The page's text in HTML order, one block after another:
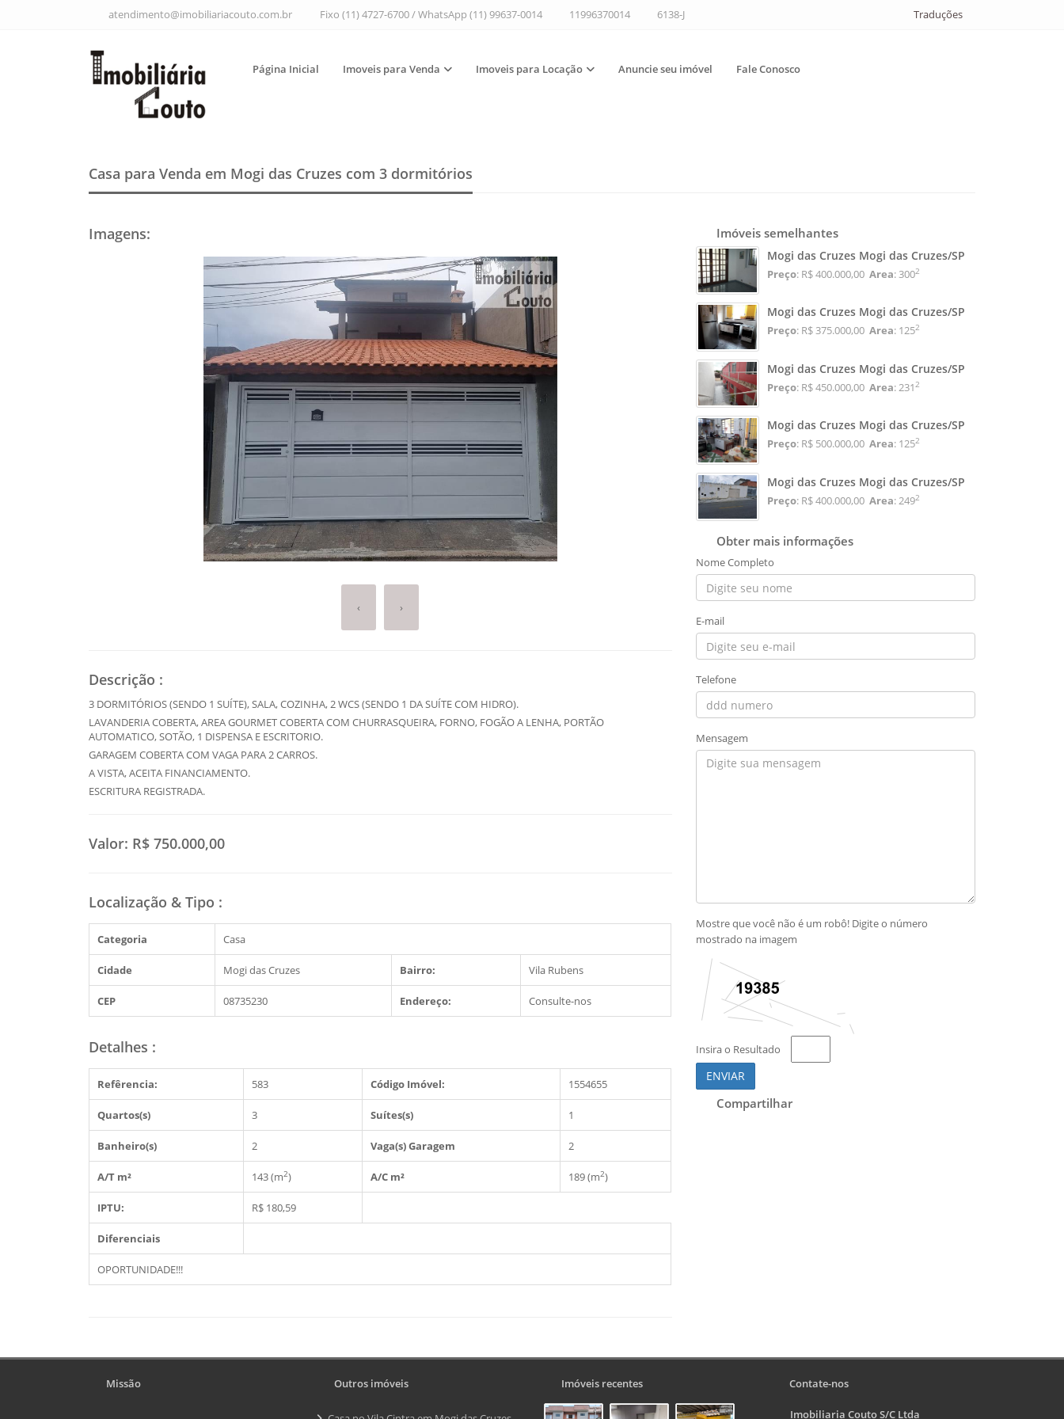
atendimento@imobiliariacouto.com.br Fixo (11) 4727-6700 / WhatsApp (11) 99637-0014 11996370014 6138-J Traduções
Página Inicial Imoveis para Venda Imoveis para Locação Anuncie seu imóvel Fale Conosco
Casa para Venda em Mogi das Cruzes com 3 dormitórios
Imagens:
‹ ›
Descrição :
3 DORMITÓRIOS (SENDO 1 SUÍTE), SALA, COZINHA, 2 WCS (SENDO 1 DA SUÍTE COM HIDRO).
LAVANDERIA COBERTA, AREA GOURMET COBERTA COM CHURRASQUEIRA, FORNO, FOGÃO A LENHA, PORTÃO
AUTOMATICO, SOTÃO, 1 DISPENSA E ESCRITORIO.
GARAGEM COBERTA COM VAGA PARA 2 CARROS.
A VISTA, ACEITA FINANCIAMENTO.
ESCRITURA REGISTRADA.
Valor: R$ 750.000,00
Localização & Tipo :
Categoria Casa
Cidade Mogi das Cruzes Bairro: Vila Rubens
CEP 08735230 Endereço: Consulte-nos
Detalhes :
Refêrencia: 583 Código Imóvel: 1554655
Quartos(s) 3 Suítes(s) 1
Banheiro(s) 2 Vaga(s) Garagem 2
A/T m² 143 (m2) A/C m² 189 (m2)
IPTU: R$ 180,59
Diferenciais
OPORTUNIDADE!!!
Imóveis semelhantes
Mogi das Cruzes Mogi das Cruzes/SP
Preço: R$ 400.000,00 Area: 3002
Mogi das Cruzes Mogi das Cruzes/SP
Preço: R$ 375.000,00 Area: 1252
Mogi das Cruzes Mogi das Cruzes/SP
Preço: R$ 450.000,00 Area: 2312
Mogi das Cruzes Mogi das Cruzes/SP
Preço: R$ 500.000,00 Area: 1252
Mogi das Cruzes Mogi das Cruzes/SP
Preço: R$ 400.000,00 Area: 2492
Obter mais informações
Nome Completo
E-mail
Telefone
Mensagem
Mostre que você não é um robô! Digite o número
mostrado na imagem
Insira o Resultado
ENVIAR
Compartilhar
Missão Outros imóveis Imóveis recentes Contate-nos
Imobiliaria Couto S/C Ltda